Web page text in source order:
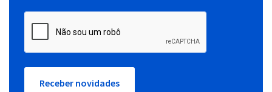
Receber novidades